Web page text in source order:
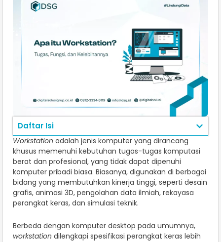
Daftar Isi
Workstation adalah jenis komputer yang dirancang
khusus memenuhi kebutuhan tugas-tugas komputasi
berat dan profesional, yang tidak dapat dipenuhi
komputer pribadi biasa. Biasanya, digunakan di berbagai
bidang yang membutuhkan kinerja tinggi, seperti desain
grafis, animasi 3D, pengolahan data ilmiah, rekayasa
perangkat keras, dan simulasi teknik.
Berbeda dengan komputer desktop pada umumnya,
workstation dilengkapi spesifikasi perangkat keras lebih